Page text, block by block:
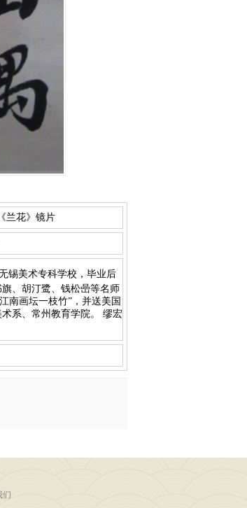
兰花》镜片
锡美术专科学校，毕业后
、胡汀鹭、钱松喦等名师
南画坛一枝竹”，并送美国
系、常州教育学院。 缪宏
们